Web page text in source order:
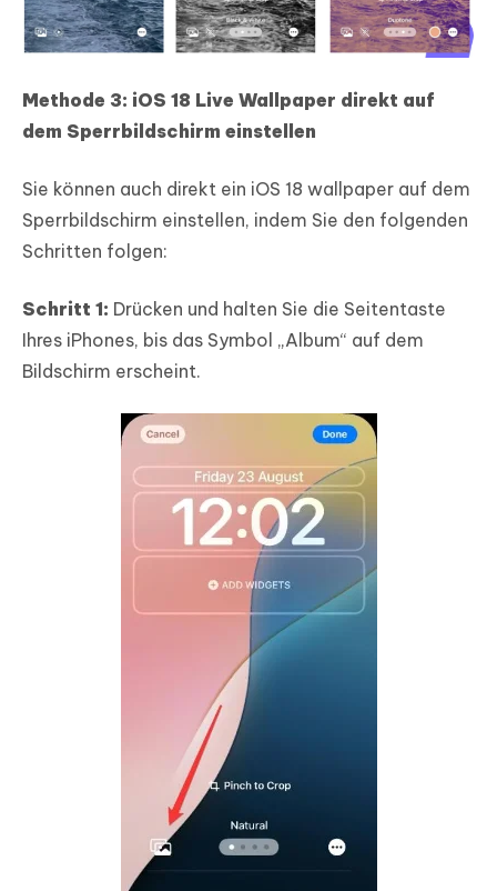
Methode 3: iOS 18 Live Wallpaper direkt auf
dem Sperrbildschirm einstellen
Sie können auch direkt ein iOS 18 wallpaper auf dem
Sperrbildschirm einstellen, indem Sie den folgenden
Schritten folgen:
Schritt 1: Drücken und halten Sie die Seitentaste
Ihres iPhones, bis das Symbol „Album“ auf dem
Bildschirm erscheint.